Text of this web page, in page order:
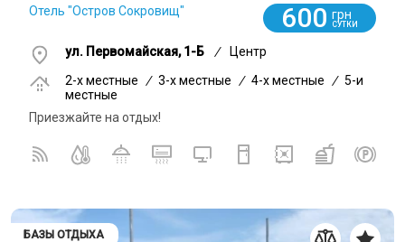
Отель "Остров Сокровищ" 600 грн
СУТКИ
ул. Первомайская, 1-Б /
Центр
2-x местные
/ 3-x местные / 4-x местные / 5-и
местные
Приезжайте на отдых!
БАЗЫ ОТДЫХА